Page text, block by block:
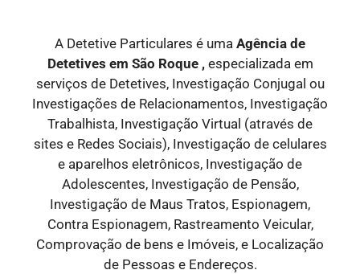
A Detetive Particulares é uma Agência de
Detetives em São Roque ,especializada em
serviços de Detetives, Investigação Conjugal ou
Investigações de Relacionamentos, Investigação
Trabalhista, Investigação Virtual (através de
sites e Redes Sociais), Investigação de celulares
e aparelhos eletrônicos, Investigação de
Adolescentes, Investigação de Pensão,
Investigação de Maus Tratos, Espionagem,
Contra Espionagem, Rastreamento Veicular,
Comprovação de bens e Imóveis, e Localização
de Pessoas e Endereços.